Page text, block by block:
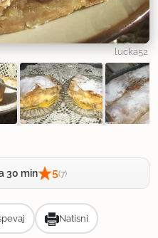
lucka52
30 min 5(7)
Natisni